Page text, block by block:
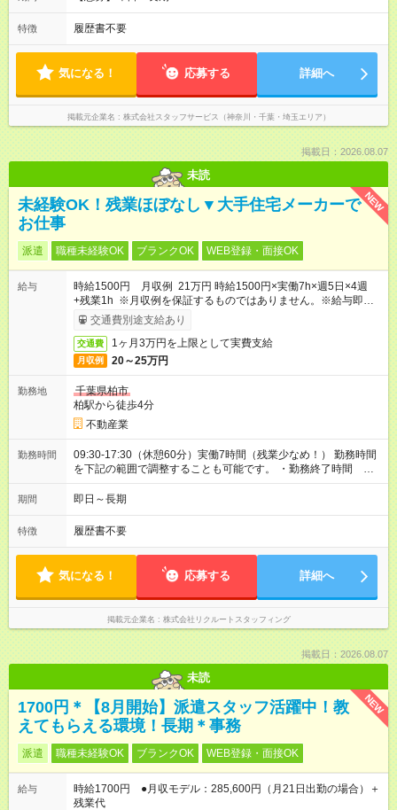
特徴 履歴書不要
気になる！ 応募する 詳細へ
掲載元企業名 株式会社スタッフサービス（神奈川・千葉・埼玉エリア）
掲載日：2026.08.07
未読
NEW
未経験OK！残業ほぼなし▼大手住宅メーカーで
お仕事
派遣 職種未経験OK ブランクOK WEB登録・面接OK
給与
時給1500円 月収例 21万円 時給1500円×実働7h×週5日×4週
+残業1h ※月収例を保証するものではありません。※給与即受取
りサービス利用可（利用条件有）
交通費別途支給あり
交通費 1ヶ月3万円を上限として実費支給
月収例 20～25万円
勤務地
千葉県柏市
柏駅から徒歩4分
不動産業
勤務時間
09:30-17:30（休憩60分）実働7時間（残業少なめ！） 勤務時間
を下記の範囲で調整することも可能です。 ・勤務終了時間
16:30～18:30 ・実働 06:00～08:00
期間 即日～長期
特徴 履歴書不要
気になる！ 応募する 詳細へ
掲載元企業名 株式会社リクルートスタッフィング
掲載日：2026.08.07
未読
NEW
1700円＊【8月開始】派遣スタッフ活躍中！教
えてもらえる環境！長期＊事務
派遣 職種未経験OK ブランクOK WEB登録・面接OK
給与
時給1700円 ●月収モデル：285,600円（月21日出勤の場合）＋
残業代